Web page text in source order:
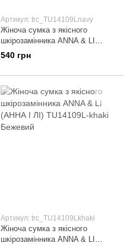
Артикул: trc_TU14109Lnavy
Жіноча сумка з якісного
шкірозамінника ANNA & LI
(АННА І ЛІ) TU14109L-navy
540 грн
Артикул: trc_TU14109Lkhaki
Жіноча сумка з якісного
шкірозамінника ANNA & LI